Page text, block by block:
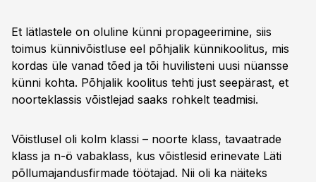
Et lätlastele on oluline künni propageerimine, siis
toimus künnivõistluse eel põhjalik künnikoolitus, mis
kordas üle vanad tõed ja tõi huvilisteni uusi nüansse
künni kohta. Põhjalik koolitus tehti just seepärast, et
noorteklassis võistlejad saaks rohkelt teadmisi.
Võistlusel oli kolm klassi – noorte klass, tavaatrade
klass ja n-ö vabaklass, kus võistlesid erinevate Läti
põllumajandusfirmade töötajad. Nii oli ka näiteks